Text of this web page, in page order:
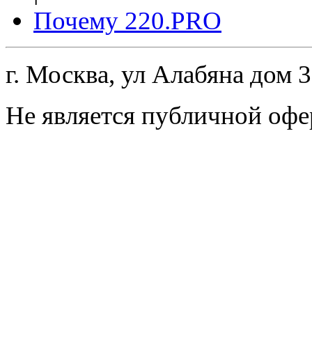
Почему 220.PRO
г. Москва, ул Алабяна дом
Не является публичной